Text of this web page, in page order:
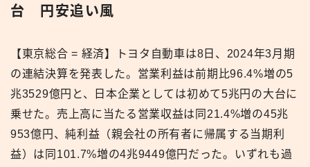
新着
namiten.jp
台 円安追い風
【東京総合 = 経済】トヨタ自動車は8日、2024年3月期
の連結決算を発表した。営業利益は前期比96.4%増の5
兆3529億円と、日本企業としては初めて5兆円の大台に
乗せた。売上高に当たる営業収益は同21.4%増の45兆
953億円、純利益（親会社の所有者に帰属する当期利
益）は同101.7%増の4兆9449億円だった。いずれも過